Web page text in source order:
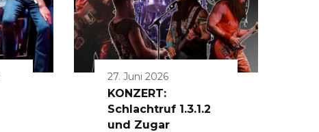
27. Juni 2026
KONZERT:
Schlachtruf 1.3.1.2
und Zugar